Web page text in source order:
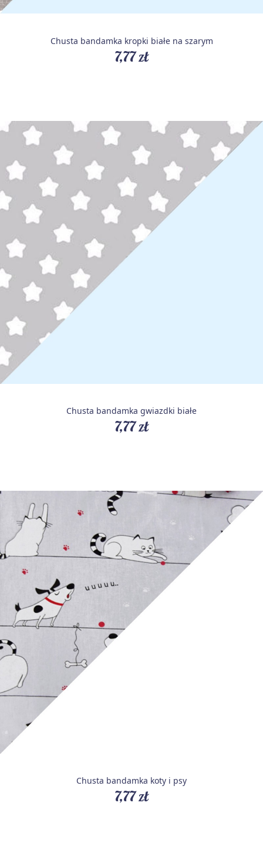
Chusta bandamka kropki białe na szarym
7,77 zł
Chusta bandamka gwiazdki białe
7,77 zł
Chusta bandamka koty i psy
7,77 zł